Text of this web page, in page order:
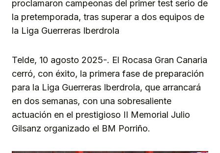
proclamaron campeonas del primer test serio de
la pretemporada, tras superar a dos equipos de
la Liga Guerreras Iberdrola
Telde, 10 agosto 2025-. El Rocasa Gran Canaria
cerró, con éxito, la primera fase de preparación
para la Liga Guerreras Iberdrola, que arrancará
en dos semanas, con una sobresaliente
actuación en el prestigioso II Memorial Julio
Gilsanz organizado el BM Porriño.